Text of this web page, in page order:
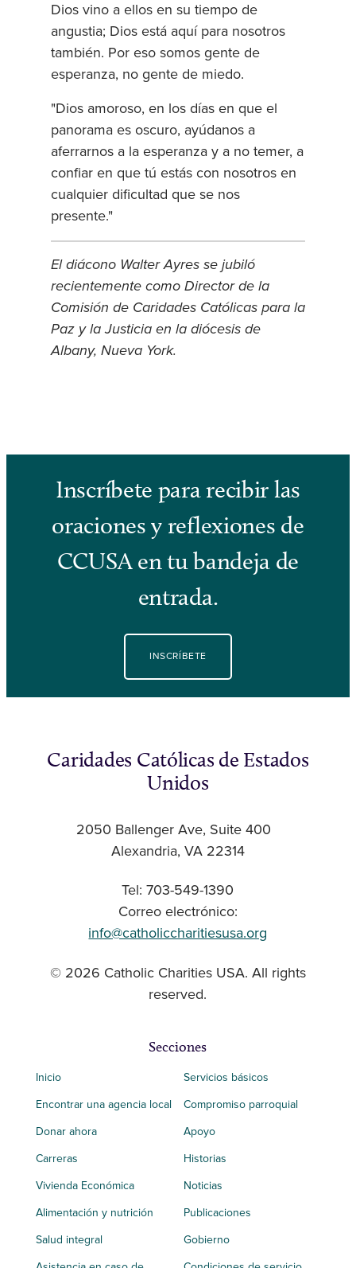
Dios vino a ellos en su tiempo de
angustia; Dios está aquí para nosotros
también. Por eso somos gente de
esperanza, no gente de miedo.
"Dios amoroso, en los días en que el
panorama es oscuro, ayúdanos a
aferrarnos a la esperanza y a no temer, a
confiar en que tú estás con nosotros en
cualquier dificultad que se nos
presente."
El diácono Walter Ayres se jubiló
recientemente como Director de la
Comisión de Caridades Católicas para la
Paz y la Justicia en la diócesis de
Albany, Nueva York.
Inscríbete para recibir las
oraciones y reflexiones de
CCUSA en tu bandeja de
entrada.
INSCRÍBETE
Caridades Católicas de Estados
Unidos
2050 Ballenger Ave, Suite 400
Alexandria, VA 22314
Tel: 703-549-1390
Correo electrónico:
info@catholiccharitiesusa.org
© 2026 Catholic Charities USA. All rights
reserved.
Secciones
Inicio
Encontrar una agencia local
Donar ahora
Carreras
Vivienda Económica
Alimentación y nutrición
Salud integral
Servicios básicos
Compromiso parroquial
Apoyo
Historias
Noticias
Publicaciones
Gobierno